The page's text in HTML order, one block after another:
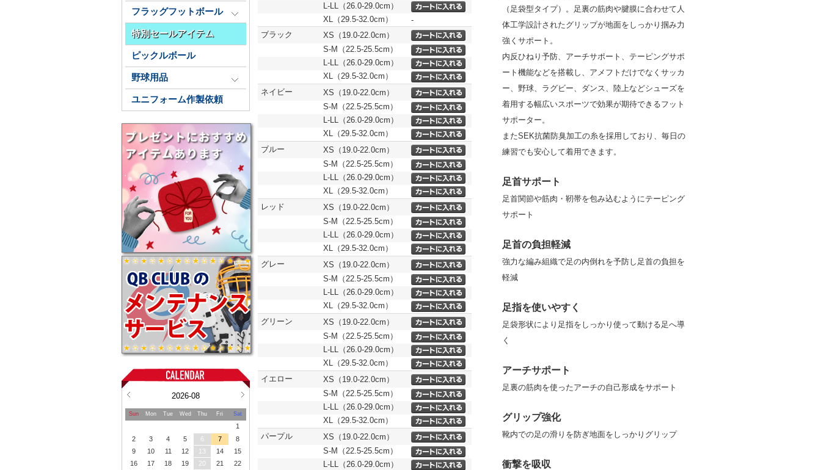
フラッグフットボール
特別セールアイテム
ピックルボール
野球用品
ユニフォーム作製依頼
2026-08
Sun Mon Tue Wed Thu Fri Sat
1
2
3 4 5 6 7
8
9
10 11 12 13 14
15
16
17 18 19 20 21
22
（足袋型タイプ）。足裏の筋肉や腱膜に合わせて人
体工学設計されたグリップが地面をしっかり掴み力
強くサポート。
内反ひねり予防、アーチサポート、テーピングサポ
ート機能などを搭載し、アメフトだけでなくサッカ
ー、野球、ラグビー、ダンス、陸上などシューズを
着用する幅広いスポーツで効果が期待できるフット
サポーター。
またSEK抗菌防臭加工の糸を採用しており、毎日の
練習でも安心して着用できます。
足首サポート
足首関節や筋肉・靭帯を包み込むようにテーピング
サポート
足首の負担軽減
強力な編み組織で足の内倒れを予防し足首の負担を
軽減
足指を使いやすく
足袋形状により足指をしっかり使って動ける足へ導
く
アーチサポート
足裏の筋肉を使ったアーチの自己形成をサポート
グリップ強化
靴内での足の滑りを防ぎ地面をしっかりグリップ
衝撃を吸収
L-LL（26.0-29.0cm）
XL（29.5-32.0cm）
-
ブラック
XS（19.0-22.0cm）
S-M（22.5-25.5cm）
L-LL（26.0-29.0cm）
XL（29.5-32.0cm）
ネイビー
XS（19.0-22.0cm）
S-M（22.5-25.5cm）
L-LL（26.0-29.0cm）
XL（29.5-32.0cm）
ブルー
XS（19.0-22.0cm）
S-M（22.5-25.5cm）
L-LL（26.0-29.0cm）
XL（29.5-32.0cm）
レッド
XS（19.0-22.0cm）
S-M（22.5-25.5cm）
L-LL（26.0-29.0cm）
XL（29.5-32.0cm）
グレー
XS（19.0-22.0cm）
S-M（22.5-25.5cm）
L-LL（26.0-29.0cm）
XL（29.5-32.0cm）
グリーン
XS（19.0-22.0cm）
S-M（22.5-25.5cm）
L-LL（26.0-29.0cm）
XL（29.5-32.0cm）
イエロー
XS（19.0-22.0cm）
S-M（22.5-25.5cm）
L-LL（26.0-29.0cm）
XL（29.5-32.0cm）
パープル
XS（19.0-22.0cm）
S-M（22.5-25.5cm）
L-LL（26.0-29.0cm）